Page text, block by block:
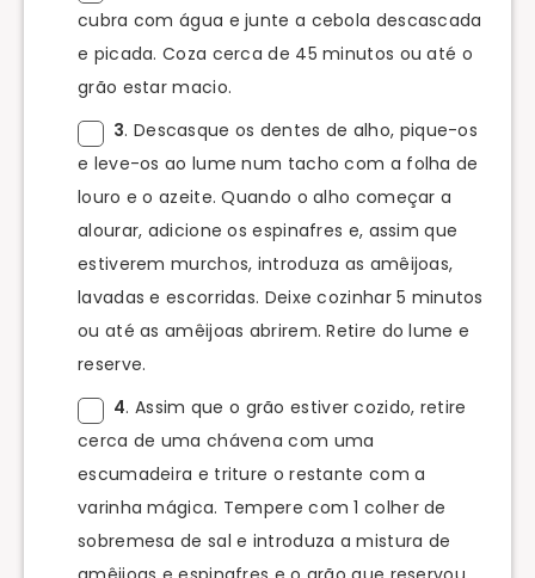
cubra com água e junte a cebola descascada
e picada. Coza cerca de 45 minutos ou até o
grão estar macio.
3. Descasque os dentes de alho, pique-os
e leve-os ao lume num tacho com a folha de
louro e o azeite. Quando o alho começar a
alourar, adicione os espinafres e, assim que
estiverem murchos, introduza as amêijoas,
lavadas e escorridas. Deixe cozinhar 5 minutos
ou até as amêijoas abrirem. Retire do lume e
reserve.
4. Assim que o grão estiver cozido, retire
cerca de uma chávena com uma
escumadeira e triture o restante com a
varinha mágica. Tempere com 1 colher de
sobremesa de sal e introduza a mistura de